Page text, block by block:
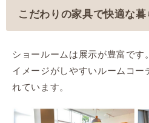
こだわりの家具で快適な
ショールームは展示が豊富で
イメージがしやすいルームコー
れています。